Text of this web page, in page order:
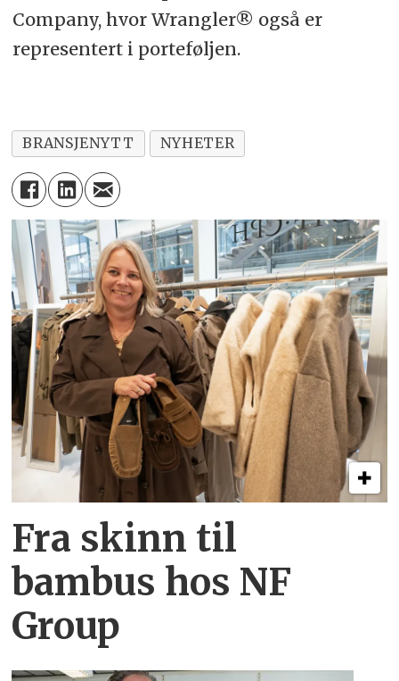
Company, hvor Wrangler® også er
representert i porteføljen.
BRANSJENYTT NYHETER
Fra skinn til
bambus hos NF
Group